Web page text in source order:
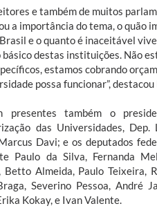
e também de muitos
a importância do tema, o quão
e o quanto é inaceitável
destas instituições. Não
estamos cobrando
possa funcionar”,
presentes também o
das Universidades,
Davi; e os deputados
Paulo da Silva, Fernanda
Betto Almeida, Paulo Teixeira,
Severino Pessoa, André
Kokay, e Ivan Valente.